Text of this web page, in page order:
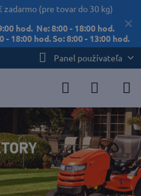
✕
zadarmo (pre tovar do 30 kg)
hod. Ne: 8:00 - 18:00 hod.
18:00 hod. So: 8:00 - 13:00 hod.
Panel používateľa